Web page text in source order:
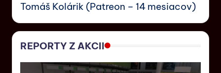
Tomáš Kolárik (Patreon – 14 mesiacov)
REPORTY Z AKCII